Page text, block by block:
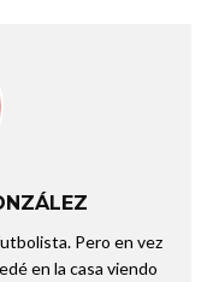
Pero en vez
en la casa viendo